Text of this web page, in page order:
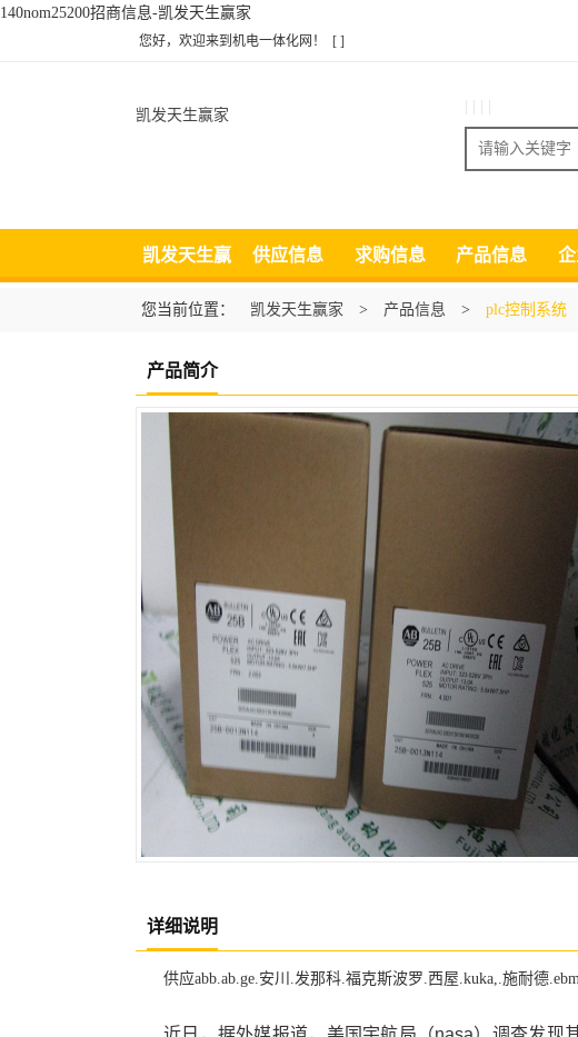
140nom25200招商信息-凯发天生赢家
您好，欢迎来到机电一体化网！ [ ]
凯发天生赢家
搜索
凯发天生赢
家
供应信息 求购信息 产品信息
您当前位置： 凯发天生赢家 > 产品信息 > plc控制系统
产品简介
详细说明
供应abb.ab.ge.安川.发那科.福克斯波罗.西屋.kuka,.施耐德